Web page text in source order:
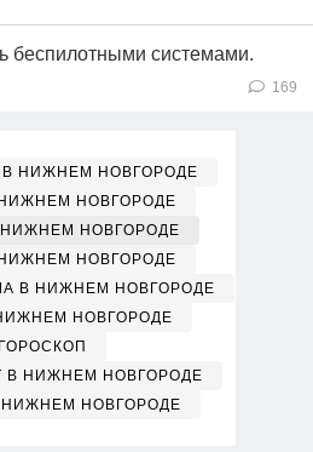
беспилотными системами.
169
НИЖНЕМ НОВГОРОДЕ
НОВГОРОДЕ
НОВГОРОДЕ
НОВГОРОДЕ
В НИЖНЕМ НОВГОРОДЕ
НОВГОРОДЕ
ГОРОСКОП
В НИЖНЕМ НОВГОРОДЕ
НИЖНЕМ НОВГОРОДЕ